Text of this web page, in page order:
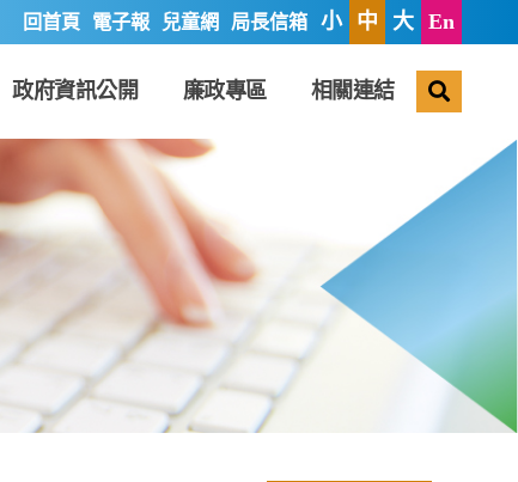
回首頁 電子報 兒童網 局長信箱 小 中 大 En
政府資訊公開 廉政專區 相關連結